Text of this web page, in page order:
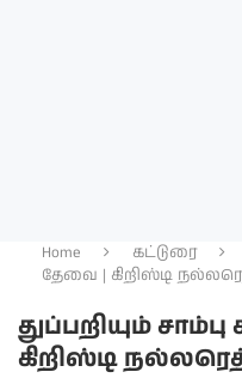
Home கட்டுரை
தேவை | கிறிஸ்டி
துப்பறியும்
கிறிஸ்டி